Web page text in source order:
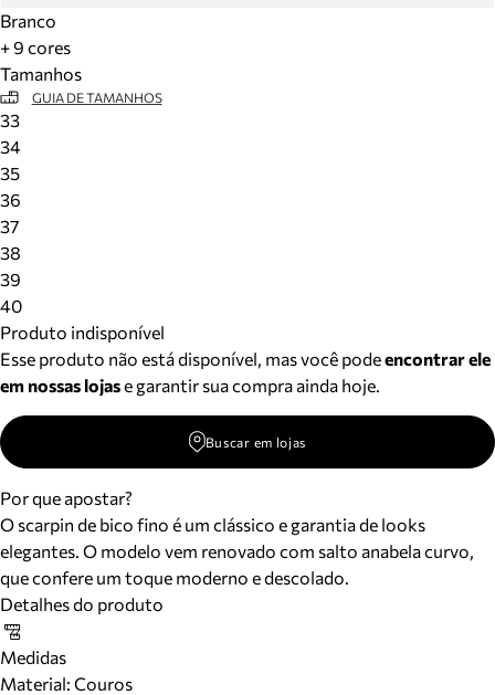
Branco
+ 9 cores
Tamanhos
GUIA DE TAMANHOS
33
34
35
36
37
38
39
40
Produto indisponível
Esse produto não está disponível, mas você podeencontrar ele
em nossas lojase garantir sua compra ainda hoje.
Buscar em lojas
Por que apostar?
O scarpin de bico fino é um clássico e garantia de looks
elegantes. O modelo vem renovado com salto anabela curvo,
que confere um toque moderno e descolado.
Detalhes do produto
Medidas
Material: Couros